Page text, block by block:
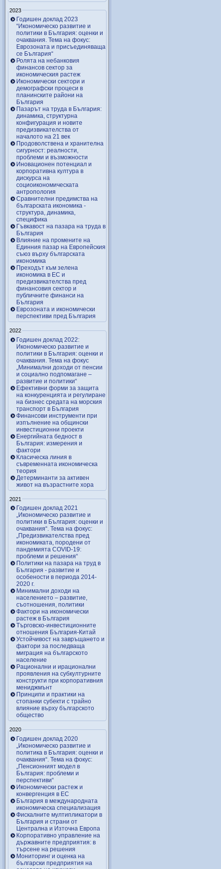
2023
Годишен доклад 2023
“Икономическо развитие и
политики в България: оценки и
очаквания. Тема на фокус:
Еврозоната и присъединяваща
се България“
Ролята на небанковия
финансов сектор за
икономическия растеж
Икономически сектори и
демографски процеси в
планинските райони на
България
Пазарът на труда в България:
динамика, структурна
конфигурация и новите
предизвикателства от
началото на 21 век
Продоволствена и хранителна
сигурност: реалности,
проблеми и възможности
Иновационен потенциал и
корпоративна култура в
дискурса на
социоикономическата
антропология
Сравнителни предимства на
българската икономика -
структура, динамика,
специфика
Гъвкавост на пазара на труда в
България
Влияние на промените на
Единния пазар на Европейския
съюз върху българската
икономика
Преходът към зелена
икономика в ЕС и
предизвикателства пред
финансовия сектор и
публичните финанси на
България
Еврозоната и икономически
перспективи пред България
2022
Годишен доклад 2022:
Икономическо развитие и
политики в България: оценки и
очаквания. Тема на фокус
„Минимални доходи от пенсии
и социално подпомагане –
развитие и политики“
Ефективни форми за защита
на конкуренцията и регулиране
на бизнес средата на морския
транспорт в България
Финансови инструменти при
изпълнение на общински
инвестиционни проекти
Енергийната бедност в
България: измерения и
фактори
Класическа линия в
съвременната икономическа
теория
Детерминанти за активен
живот на възрастните хора
2021
Годишен доклад 2021
„Икономическо развитие и
политики в България: оценки и
очаквания“. Тема на фокус:
„Предизвикателства пред
икономиката, породени от
пандемията COVID-19:
проблеми и решения“
Политики на пазара на труд в
България - развитие и
особености в периода 2014-
2020 г.
Минимални доходи на
населението – развитие,
съотношения, политики
Фактори на икономически
растеж в България
Търговско-инвестиционните
отношения България-Китай
Устойчивост на завръщането и
фактори за последваща
миграция на българското
население
Рационални и ирационални
проявления на субкултурните
конструкти при корпоративния
мениджмънт
Принципи и практики на
стопанки субекти с трайно
влияние върху българското
общество
2020
Годишен доклад 2020
„Икономическо развитие и
политика в България: оценки и
очаквания“. Тема на фокус:
„Пенсионният модел в
България: проблеми и
перспективи“
Икономически растеж и
конвергенция в ЕС
България в международната
икономическа специализация
Фискалните мултипликатори в
България и страни от
Централна и Източна Европа
Корпоративно управление на
държавните предприятия: в
търсене на решения
Мониторинг и оценка на
български предприятия на